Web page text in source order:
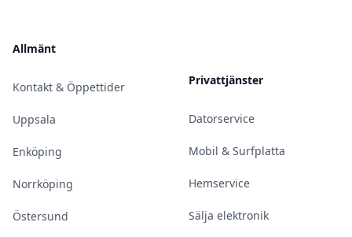
Allmänt
Kontakt & Öppettider
Uppsala
Enköping
Norrköping
Östersund
Privattjänster
Datorservice
Mobil & Surfplatta
Hemservice
Sälja elektronik